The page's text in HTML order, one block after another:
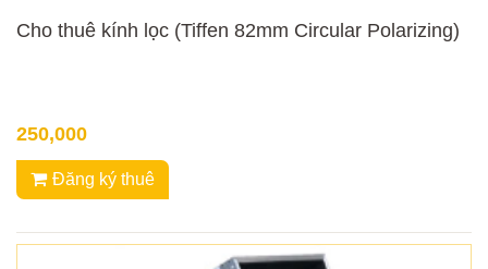
Cho thuê kính lọc (Tiffen 82mm Circular Polarizing)
250,000
Đăng ký thuê